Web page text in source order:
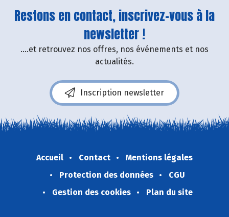
Restons en contact, inscrivez-vous à la
newsletter !
....et retrouvez nos offres, nos événements et nos
actualités.
Inscription newsletter
Accueil Contact
Mentions légales
Protection des données
CGU
Gestion des cookies
Plan du site